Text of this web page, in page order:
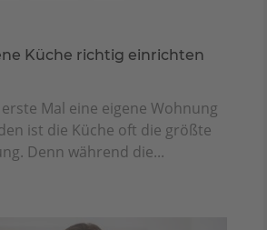
Küche richtig einrichten
erste Mal eine eigene Wohnung
ist die Küche oft die größte
Denn während die...